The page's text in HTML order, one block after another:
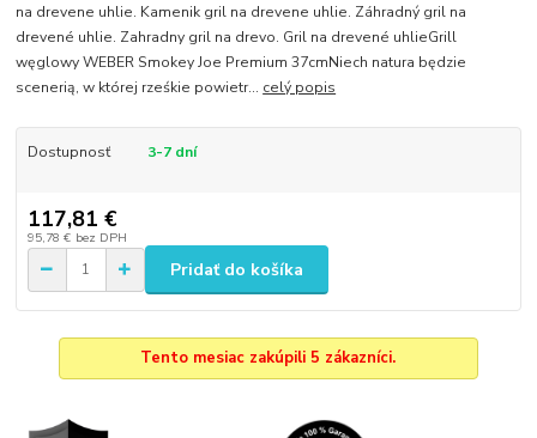
na drevene uhlie. Kamenik gril na drevene uhlie. Záhradný gril na
drevené uhlie. Zahradny gril na drevo. Gril na drevené uhlieGrill
węglowy WEBER Smokey Joe Premium 37cmNiech natura będzie
scenerią, w której rześkie powietr... celý popis
Dostupnosť 3-7 dní
117,81 €
95,78 € bez DPH
Pridať do košíka
Tento mesiac zakúpili 5 zákazníci.